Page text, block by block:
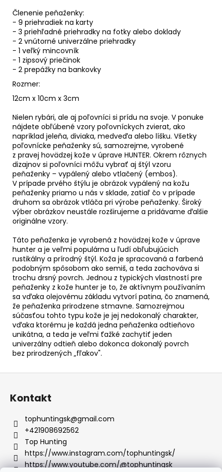
Členenie peňaženky:
- 9 priehradiek na karty
- 3 priehľadné priehradky na fotky alebo doklady
- 2 vnútorné univerzálne priehradky
- 1 veľký mincovník
- 1 zipsový priečinok
- 2 prepážky na bankovky
Rozmer:
12cm x 10cm x 3cm
Nielen rybári, ale aj poľovníci si prídu na svoje. V ponuke
nájdete obľúbené vzory poľovníckych zvierat, ako
napríklad jeleňa, diviaka, medveďa alebo líšku. Všetky
poľovnícke peňaženky sú, samozrejme, vyrobené
z pravej hovädzej kože v úprave HUNTER. Okrem rôznych
dizajnov si poľovníci môžu vybrať aj štýl vzoru
peňaženky – vypálený alebo vtlačený (embos).
V prípade prvého štýlu je obrázok vypálený na kožu
peňaženky priamo u nás v sklade, zatiaľ čo v prípade
druhom sa obrázok vtláča pri výrobe peňaženky. Široký
výber obrázkov neustále rozširujeme a pridávame ďalšie
originálne vzory.
Táto peňaženka je vyrobená z hovädzej kože v úprave
hunter a je veľmi populárna u ľudí obľubujúcich
rustikálny a prírodný štýl. Koža je spracovaná a farbená
podobným spôsobom ako semiš, a teda zachováva si
trochu drsný povrch. Jednou z typických vlastností pre
peňaženky z kože hunter je to, že aktívnym používaním
sa vďaka olejovému základu vytvorí patina, čo znamená,
že peňaženka prirodzene stmavne. Samozrejmou
súčasťou tohto typu kože je jej nedokonalý charakter,
vďaka ktorému je každá jedna peňaženka odtieňovo
unikátna, a teda je veľmi ťažké zachytiť jeden
univerzálny odtieň alebo dokonca dokonalý povrch
bez prirodzených „fľakov".
Z
Kontakt
tophuntingsk@gmail.com
+421908692562
Top Hunting
https://www.instagram.com/tophuntingsk/
https://www.youtube.com/@tophuntingsk